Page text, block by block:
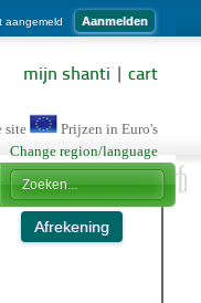
aangemeld Aanmelden
mijn shanti cart
site
Prijzen in Euro's
Change region/language